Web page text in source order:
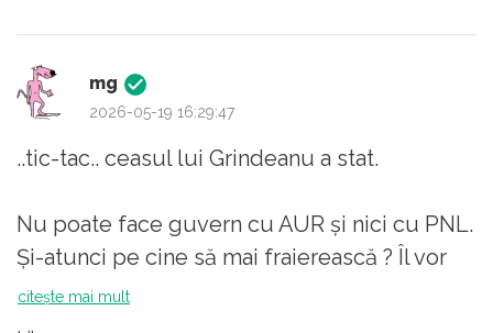
mg
2026-05-19 16:29:47
..tic-tac.. ceasul lui Grindeanu a stat.
Nu poate face guvern cu AUR și nici cu PNL.
Și-atunci pe cine să mai fraierească ? Îl vor
aburi (sau șantaja..) pe Nicușor ?
citește mai mult